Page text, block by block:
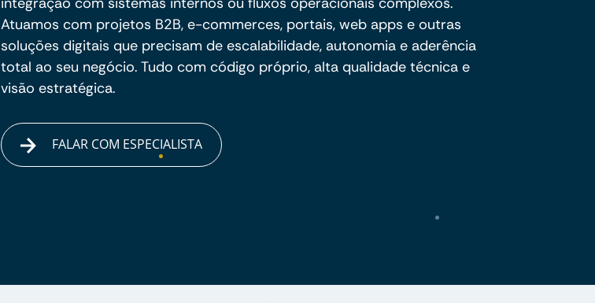
Atuamos com projetos B2B, e-commerces, portais, web apps e outras
soluções digitais que precisam de escalabilidade, autonomia e aderência
total ao seu negócio. Tudo com código próprio, alta qualidade técnica e
visão estratégica.
FALAR COM ESPECIALISTA